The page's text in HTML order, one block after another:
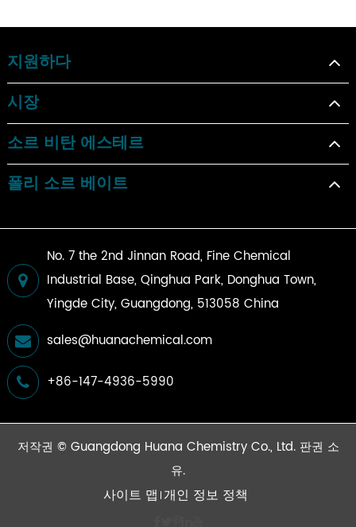
지원하다
시장
소르 비탄 에스테르
폴리 소르 베이트
No. 7 the 2nd Jinnan Road, Fine Chemical
Industrial Base, Qinghua Park, Donghua Town,
Yingde City, Guangdong, 513058 China
sales@huanachemical.com
+86-147-4936-5990
저작권 © Guangdong Huana Chemistry Co., Ltd.판권 소
유.
사이트 맵 개인 정보 정책